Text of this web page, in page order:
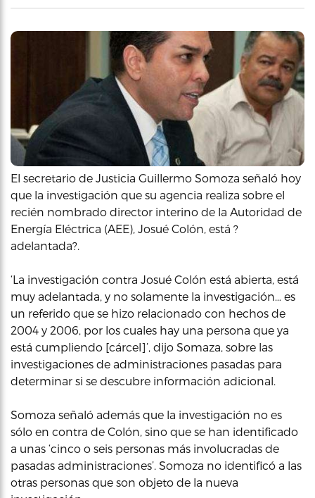
El secretario de Justicia Guillermo Somoza señaló hoy
que la investigación que su agencia realiza sobre el
recién nombrado director interino de la Autoridad de
Energía Eléctrica (AEE), Josué Colón, está ?
adelantada?.
‘La investigación contra Josué Colón está abierta, está
muy adelantada, y no solamente la investigación… es
un referido que se hizo relacionado con hechos de
2004 y 2006, por los cuales hay una persona que ya
está cumpliendo [cárcel]’, dijo Somaza, sobre las
investigaciones de administraciones pasadas para
determinar si se descubre información adicional.
Somoza señaló además que la investigación no es
sólo en contra de Colón, sino que se han identificado
a unas ‘cinco o seis personas más involucradas de
pasadas administraciones’. Somoza no identificó a las
otras personas que son objeto de la nueva